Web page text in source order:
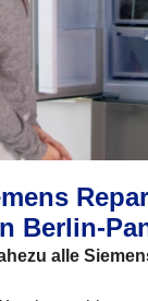
Berlin-
alle